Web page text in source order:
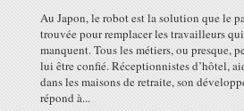
Au Japon, le robot est la solution que le
trouvée pour remplacer les travailleurs
manquent. Tous les métiers, ou presque,
lui être confié. Réceptionnistes d’hôtel,
dans les maisons de retraite, son
répond à...